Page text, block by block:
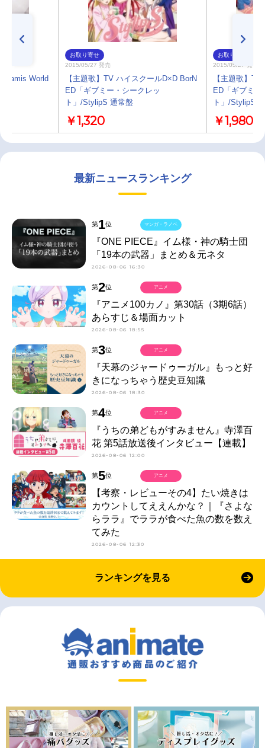
World
お取り寄せ
2015/05/27 発売
【主題歌】TV ハイスクールD×D BorN
ED「ギブミー・シークレッ
ト」/StylipS 通常盤
￥1,320
お取り寄せ
2015/05/27 発売
【主題歌】
ED「ギブミー
ト」/StylipS
￥1,980
最新ニュースランキング
第1位
『ONE PIECE』イム様・神の騎士団
「19本の武器」まとめ＆元ネタ
2026-08-06 16:30
マンガ・ラノベ
第2位
『アニメ100カノ』第30話（3期6話）
あらすじ＆場面カット
2026-08-06 18:55
アニメ
第3位
『天幕のジャードゥーガル』もっと好
きになっちゃう歴史豆知識
2026-08-06 18:30
アニメ
第4位
『うちの弟どもがすみません』寺澤百
花 第5話放送後インタビュー【連載】
2026-08-06 12:00
アニメ
第5位
【考察・レビューその4】たい焼きは
カウントしてええんかな？｜『さよな
らララ』でララが食べた魚の数を数え
てみた
2026-08-06 12:30
アニメ
ランキングを見る